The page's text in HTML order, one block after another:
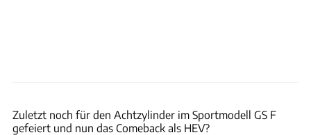
Zuletzt noch für den Achtzylinder im Sportmodell GS F
gefeiert und nun das Comeback als HEV?